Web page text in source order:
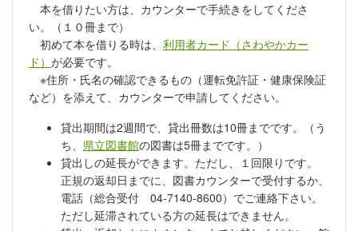
本を借りたい方は、カウンターで手続きをしてくださ
い。（１０冊まで）
初めて本を借りる時は、 利用者カード（さわやかカー
ド） が必要です。
※住所・氏名の確認できるもの（運転免許証・健康保険証
など）を添えて、カウンターで申請してください。
貸出期間は2週間で、貸出冊数は10冊までです。（う
ち、 県立図書館の図書は5冊までです。）
貸出しの延長ができます。ただし、１回限りです。
正規の返却日までに、図書カウンターで受付するか、
電話（総合受付 04-7140-8600）でご連絡下さい。
ただし延滞されている方の延長はできません。